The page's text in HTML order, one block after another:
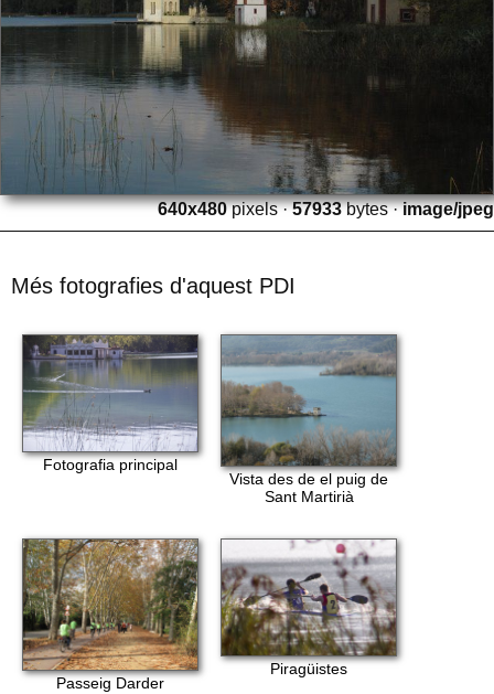
640x480pixels ·57933bytes ·image/jpeg
Més fotografies d'aquest PDI
Fotografia principal
Vista des de el puig de
Sant Martirià
Passeig Darder
Piragüistes